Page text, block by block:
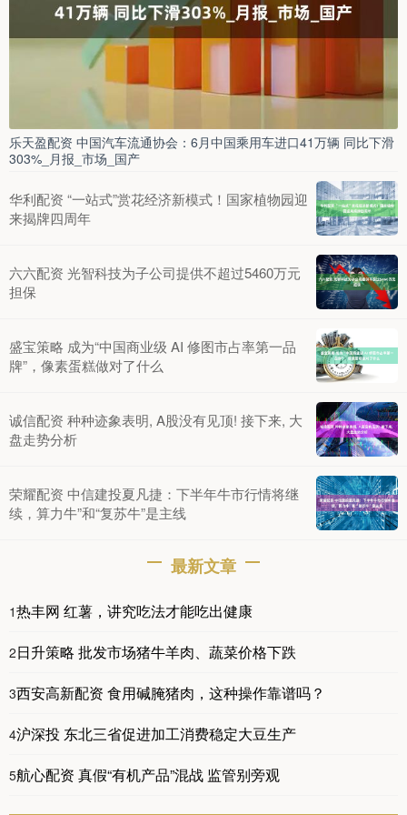
乐天盈配资 中国汽车流通协会：6月中国乘用车进口41万辆 同比下滑
303%_月报_市场_国产
华利配资 “一站式”赏花经济新模式！国家植物园迎
来揭牌四周年
六六配资 光智科技为子公司提供不超过5460万元
担保
盛宝策略 成为“中国商业级 AI 修图市占率第一品
牌”，像素蛋糕做对了什么
诚信配资 种种迹象表明, A股没有见顶! 接下来, 大
盘走势分析
荣耀配资 中信建投夏凡捷：下半年牛市行情将继
续，算力牛”和“复苏牛”是主线
最新文章
1热丰网 红薯，讲究吃法才能吃出健康
2日升策略 批发市场猪牛羊肉、蔬菜价格下跌
3西安高新配资 食用碱腌猪肉，这种操作靠谱吗？
4沪深投 东北三省促进加工消费稳定大豆生产
5航心配资 真假“有机产品”混战 监管别旁观